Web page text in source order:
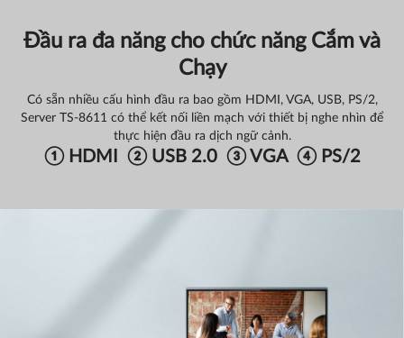
Đầu ra đa năng cho chức năng Cắm và
Chạy
Có sẵn nhiều cấu hình đầu ra bao gồm HDMI, VGA, USB, PS/2,
Server TS-8611 có thể kết nối liền mạch với thiết bị nghe nhìn để
thực hiện đầu ra dịch ngữ cảnh.
① HDMI ② USB 2.0③VGA ④ PS/2